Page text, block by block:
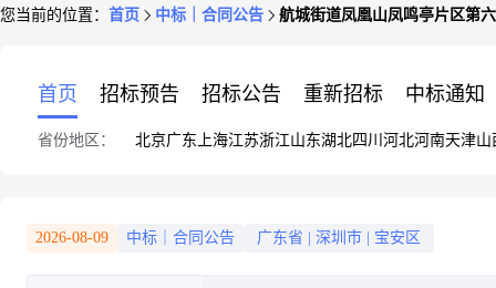
您当前的位置： 首页 中标｜合同公告 航城街道凤凰山凤鸣亭片区第
首页 招标预告 招标公告 重新招标 中标通知
省份地区： 北京广东 上海江苏浙江山东湖北四川 河北河南天津山
2026-08-09 中标｜合同公告 广东省 深圳市 宝安区